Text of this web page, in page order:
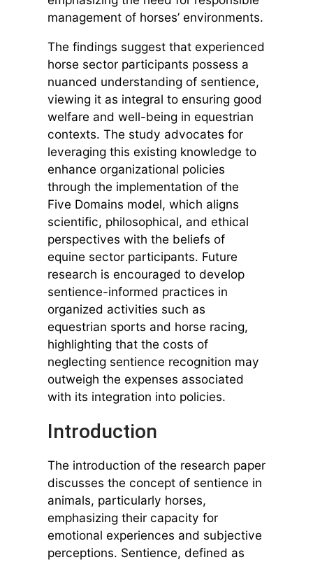
management of horses’ environments.
The findings suggest that experienced
horse sector participants possess a
nuanced understanding of sentience,
viewing it as integral to ensuring good
welfare and well-being in equestrian
contexts. The study advocates for
leveraging this existing knowledge to
enhance organizational policies
through the implementation of the
Five Domains model, which aligns
scientific, philosophical, and ethical
perspectives with the beliefs of
equine sector participants. Future
research is encouraged to develop
sentience-informed practices in
organized activities such as
equestrian sports and horse racing,
highlighting that the costs of
neglecting sentience recognition may
outweigh the expenses associated
with its integration into policies.
Introduction
The introduction of the research paper
discusses the concept of sentience in
animals, particularly horses,
emphasizing their capacity for
emotional experiences and subjective
perceptions. Sentience, defined as